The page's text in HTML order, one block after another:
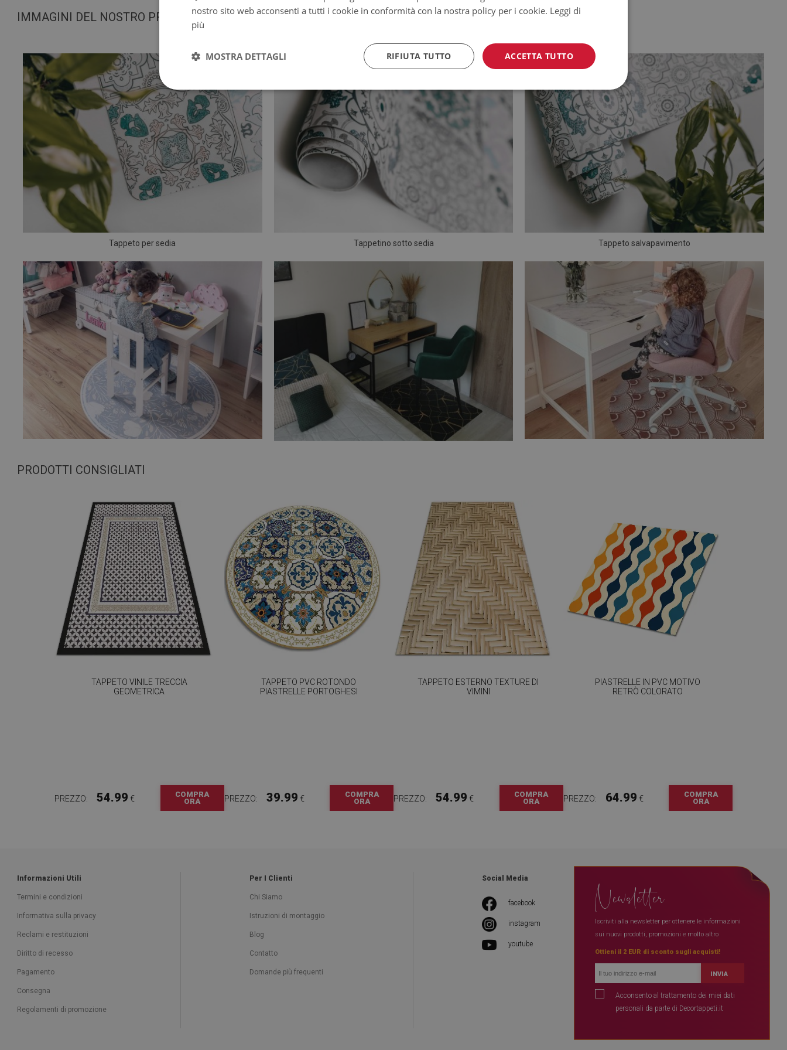
IMMAGINI DEL NOSTRO PRODOTTO
Tappeto per sedia Tappetino sotto sedia Tappeto salvapavimento
PRODOTTI CONSIGLIATI
TAPPETO VINILE TRECCIA
GEOMETRICA
PREZZO: 54.99 €
COMPRA
ORA
TAPPETO PVC ROTONDO
PIASTRELLE PORTOGHESI
PREZZO: 39.99 €
COMPRA
ORA
TAPPETO ESTERNO TEXTURE DI
VIMINI
PREZZO: 54.99 €
COMPRA
ORA
PIASTRELLE IN PVC MOTIVO
RETRÒ COLORATO
PREZZO: 64.99 €
COMPRA
ORA
Informazioni Utili
Termini e condizioni
Informativa sulla privacy
Reclami e restituzioni
Diritto di recesso
Pagamento
Consegna
Regolamenti di promozione
Per I Clienti
Chi Siamo
Istruzioni di montaggio
Blog
Contatto
Domande più frequenti
Social Media
facebook
instagram
youtube
Newsletter
Iscriviti alla newsletter per ottenere le informazioni
sui nuovi prodotti, promozioni e molto altro
Ottieni il 2 EUR di sconto sugli acquisti!
INVIA
Acconsento al trattamento dei miei dati
personali da parte di Decortappeti.it
nostro sito web acconsenti a tutti i cookie in conformità con la nostra policy per i cookie. Leggi di
più
ACCETTA TUTTO
RIFIUTA TUTTO
MOSTRA DETTAGLI